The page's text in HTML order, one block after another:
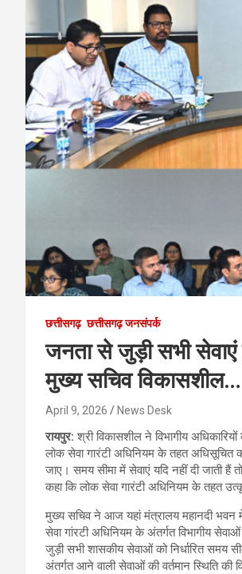
छत्तीसगढ़ छत्तीसगढ़ जनसंपर्क
जनता से जुड़ी सभी सेवाएं
मुख्य सचिव विकासशील…
April 9, 2026 News Desk
रायपुर:श्री विकासशील ने विभागीय
लोक सेवा गारंटी अधिनियम के तहत अधिसूचित
जाए। समय सीमा में सेवाएं यदि नहीं दी जाती हैं
कहा कि लोक सेवा गारंटी अधिनियम के तहत
मुख्य सचिव ने आज यहां मंत्रालय महानदी भवन
सेवा गांरटी अधिनियम के अंतर्गत विभागीय
जुड़ी सभी शासकीय सेवाओं को निर्धारित समय
अंतर्गत आने वाली सेवाओं की वर्तमान स्थिति की